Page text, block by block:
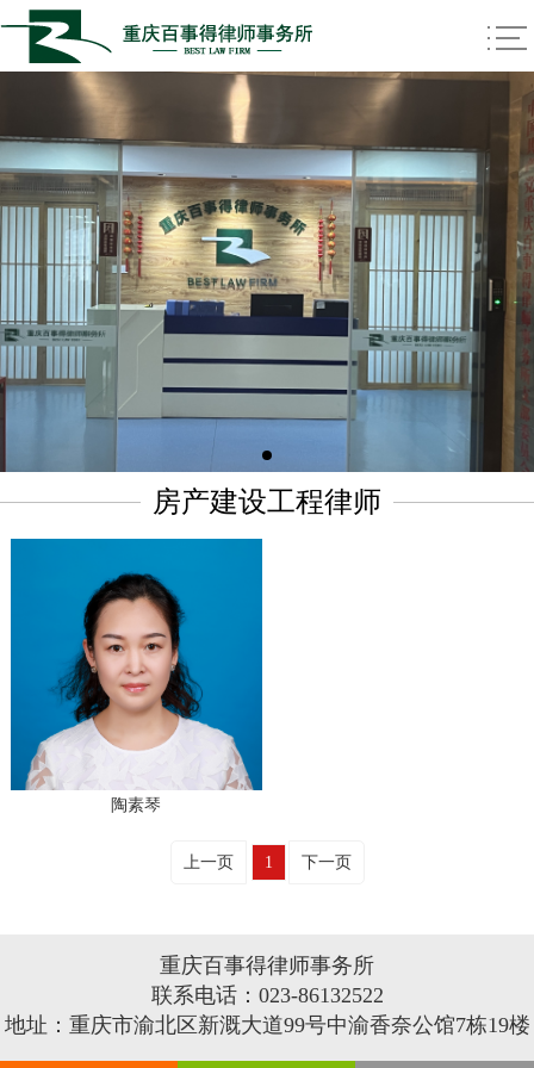
房产建设工程律师
陶素琴
上一页 1 下一页
重庆百事得律师事务所
联系电话：023-86132522
地址：重庆市渝北区新溉大道99号中渝香奈公馆7栋19楼